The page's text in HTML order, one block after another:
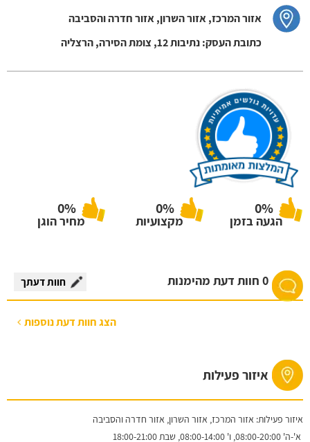
אזור המרכז, אזור השרון, אזור חדרה והסביבה
כתובת העסק: נתיבות 12, צומת הסירה, הרצליה
0%
הגעה בזמן
0%
מקצועיות
0%
מחיר הוגן
0 חוות דעת מהימנות חוות דעתך
הצג חוות דעת נוספות
איזור פעילות
איזור פעילות: אזור המרכז, אזור השרון, אזור חדרה והסביבה
א'-ה'08:00-20:00, ו'08:00-14:00, שבת18:00-21:00